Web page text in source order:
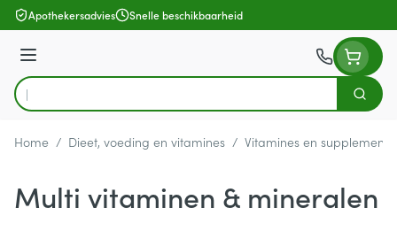
Ga naar de inhoud
Apothekersadvies Snelle beschikbaarheid
Menu
Product, merk, categorie...
Zoek
Home / Dieet, voeding en vitamines / Vitamines en
Multi vitaminen & mineralen